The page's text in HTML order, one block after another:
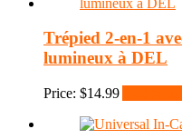
Trépied 2-en-1
lumineux à DEL
Price: $14.99